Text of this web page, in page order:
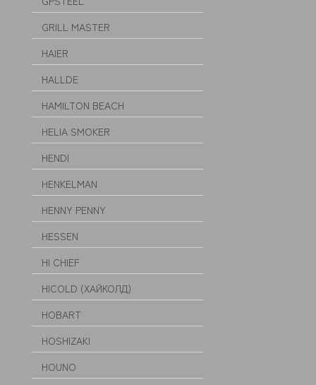
GRILL MASTER
HAIER
HALLDE
HAMILTON BEACH
HELIA SMOKER
HENDI
HENKELMAN
HENNY PENNY
HESSEN
HI CHIEF
HICOLD (ХАЙКОЛД)
HOBART
HOSHIZAKI
HOUNO